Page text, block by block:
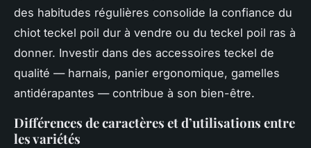
des habitudes régulières consolide la confiance du
chiot teckel poil dur à vendre ou du teckel poil ras à
donner. Investir dans des accessoires teckel de
qualité — harnais, panier ergonomique, gamelles
antidérapantes — contribue à son bien-être.
Différences de caractères et d’utilisations entre
les variétés